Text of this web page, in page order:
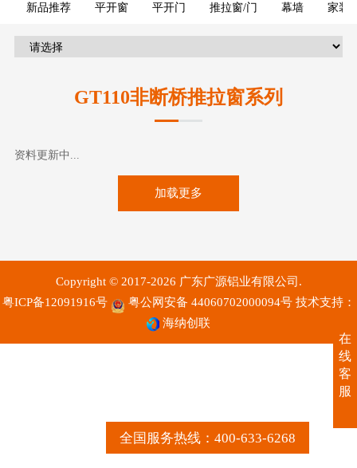
全国服务热线：400-633-6268
新品推荐 平开窗 平开门 推拉窗/门 幕墙 家装
GT110非断桥推拉窗系列
资料更新中...
加载更多
Copyright © 2017-2026 广东广源铝业有限公司.
粤ICP备12091916号
粤公网安备 44060702000094号 技术支持：
海纳创联
在
线
客
服